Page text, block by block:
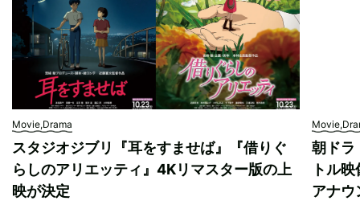
Movie,Drama
スタジオジブリ『耳をすませば』『借りぐ
らしのアリエッティ』4Kリマスター版の上
映が決定
朝ドラ
トル
アナウ